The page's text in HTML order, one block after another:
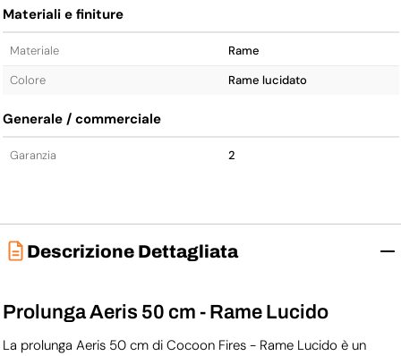
Materiali e finiture
Materiale
Rame
Colore
Rame lucidato
Generale / commerciale
Garanzia 2
Descrizione Dettagliata
Prolunga Aeris 50 cm - Rame Lucido
La prolunga Aeris 50 cm di Cocoon Fires - Rame Lucido è un